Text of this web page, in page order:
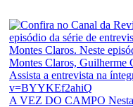
A VEZ DO CAMPO